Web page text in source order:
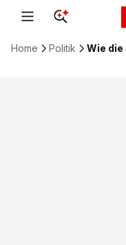
Home Politik Wie